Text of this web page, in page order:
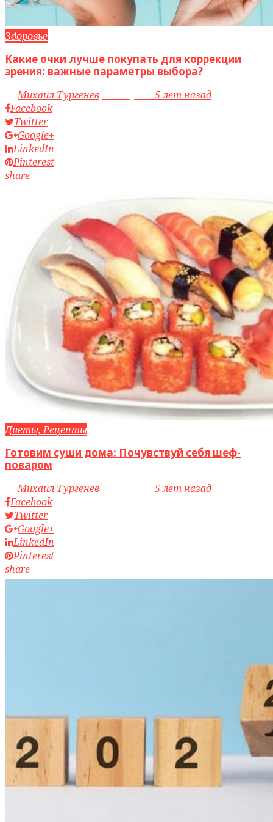
Здоровье
Какие очки лучше покупать для коррекции
зрения: важные параметры выбора?
byМихаил Тургенев
5 лет назад
Facebook
Twitter
Google+
LinkedIn
Pinterest
share
Диеты, Рецепты
Готовим суши дома: Почувствуй себя шеф-
поваром
byМихаил Тургенев
5 лет назад
Facebook
Twitter
Google+
LinkedIn
Pinterest
share